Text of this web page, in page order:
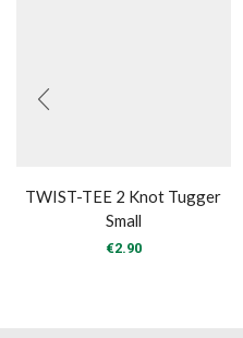
TWIST-TEE 2 Knot Tugger
Small
€2.90